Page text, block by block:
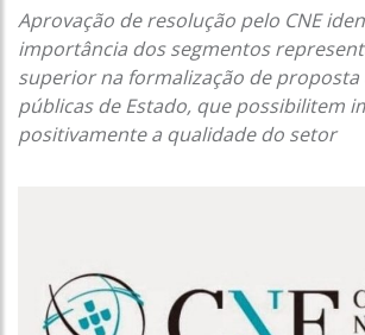
Aprovação de resolução pelo CNE
importância dos segmentos
superior na formalização de proposta
públicas de Estado, que possibilitem
positivamente a qualidade do setor